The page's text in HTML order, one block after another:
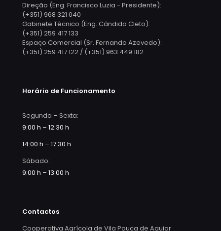
Direção (Eng. Francisco Luzia - Presidente):
(+351) 968 321 040
Gabinete Técnico (Eng. Cândido Cleto):
(+351) 259 417 133
Espaço Comercial (Sr. Fernando Azevedo):
(+351) 259 417 122 / (+351) 963 449 182
Horário de Funcionamento
Segunda – Sexta:
9:00 h – 12:30 h
14:00 h – 17:30 h
Sábado:
9:00 h – 13:00 h
Contactos
Cooperativa Agrícola de Vila Pouca de Aguiar